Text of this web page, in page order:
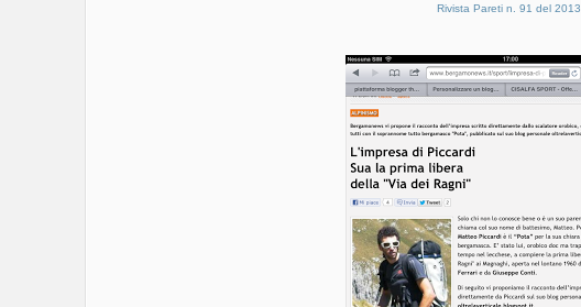
Rivista Pareti n. 91 del 2013